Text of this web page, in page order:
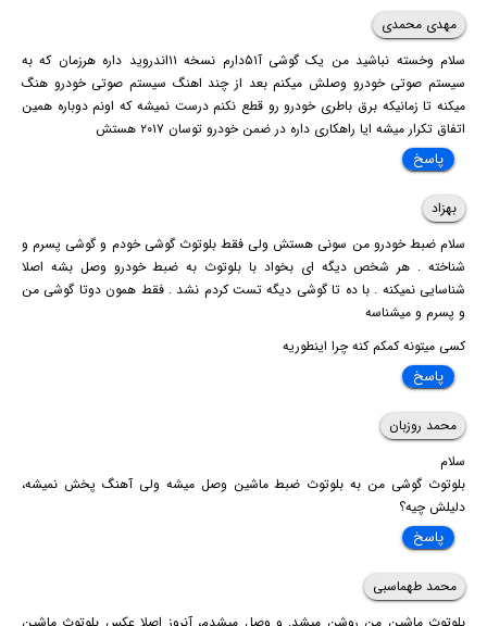
مهدی محمدی
سلام وخسته نباشید من یک گوشی آ۵۱دارم نسخه ۱۱اندروید داره هرزمان که به
سیستم صوتی خودرو وصلش میکنم بعد از چند اهنگ سیستم صوتی خودرو هنگ
میکنه تا زمانیکه برق باطری خودرو رو قطع نکنم درست نمیشه که اونم دوباره همین
اتفاق تکرار میشه ایا راهکاری داره در ضمن خودرو توسان ۲۰۱۷ هستش
پاسخ
بهزاد
سلام ضبط خودرو من سونی هستش ولی فقط بلوتوث گوشی خودم و گوشی پسرم و
شناخته . هر شخص دیگه ای بخواد با بلوتوث به ضبط خودرو وصل بشه اصلا
شناسایی نمیکنه . با ده تا گوشی دیگه تست کردم نشد ‌. فقط همون دوتا گوشی من
و پسرم و میشناسه
کسی میتونه کمکم کنه چرا اینطوریه
پاسخ
محمد روزبان
سلام
بلوتوث گوشی من به بلوتوث ضبط ماشین وصل میشه ولی آهنگ پخش نمیشه،
دلیلش چیه؟
پاسخ
محمد طهماسبی
بلوتوث ماشین من روشن میشد. و وصل میشدم، آنروز اصلا عکس بلوتوث ماشین